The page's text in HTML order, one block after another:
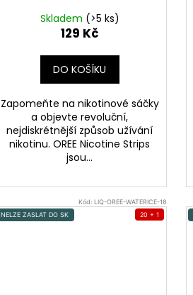
Skladem (>5 ks)
129 Kč
DO KOŠÍKU
Zapomeňte na nikotinové sáčky
a objevte revoluční,
nejdiskrétnější způsob užívání
nikotinu. OREE Nicotine Strips
jsou...
Kód: LIQ-OREE-WATERICE-18
NELZE ZASLAT DO SK
20 + 1